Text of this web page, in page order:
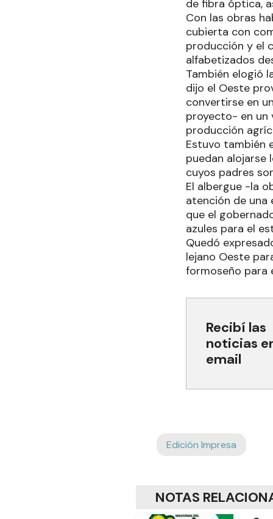
de fibra óptica,
Con las obras
cubierta con
producción y el
alfabetizados
También elogió
dijo el Oeste
convertirse en
proyecto- en un
producción
Estuvo también
puedan alojarse
cuyos padres
El albergue -la
atención de una
que el
azules para el
Quedó
lejano Oeste
formoseño para
Recibí las
noticias
email
Edición Impresa
NOTAS